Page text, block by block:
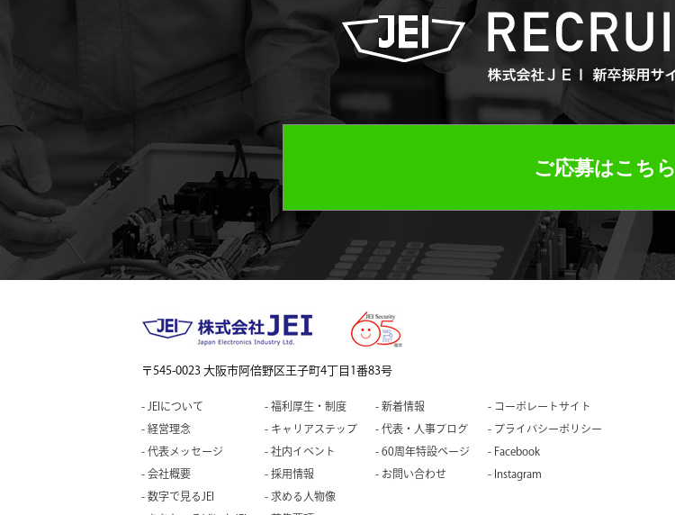
ご応募はこちら
〒545-0023 大阪市阿倍野区王子町4丁目1番83号
JEIについて
経営理念
代表メッセージ
会社概要
数字で見るJEI
福利厚生・制度
キャリアステップ
社内イベント
採用情報
求める人物像
新着情報
代表・人事ブログ
60周年特設ページ
お問い合わせ
コーポレートサイト
プライバシーポリシー
Facebook
Instagram